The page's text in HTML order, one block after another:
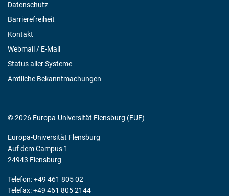
Datenschutz
Barrierefreiheit
Kontakt
Webmail / E-Mail
Status aller Systeme
Amtliche Bekanntmachungen
© 2026 Europa-Universität Flensburg (EUF)
Europa-Universität Flensburg
Auf dem Campus 1
24943 Flensburg
Telefon: +49 461 805 02
Telefax: +49 461 805 2144